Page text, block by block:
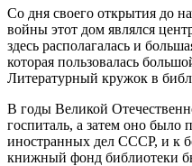
Со дня своего открытия до
войны этот дом являлся
здесь располагалась и
которая пользовалась
Литературный кружок в
В годы Великой
госпиталь, а затем оно было
иностранных дел СССР, и к
книжный фонд библиотеки